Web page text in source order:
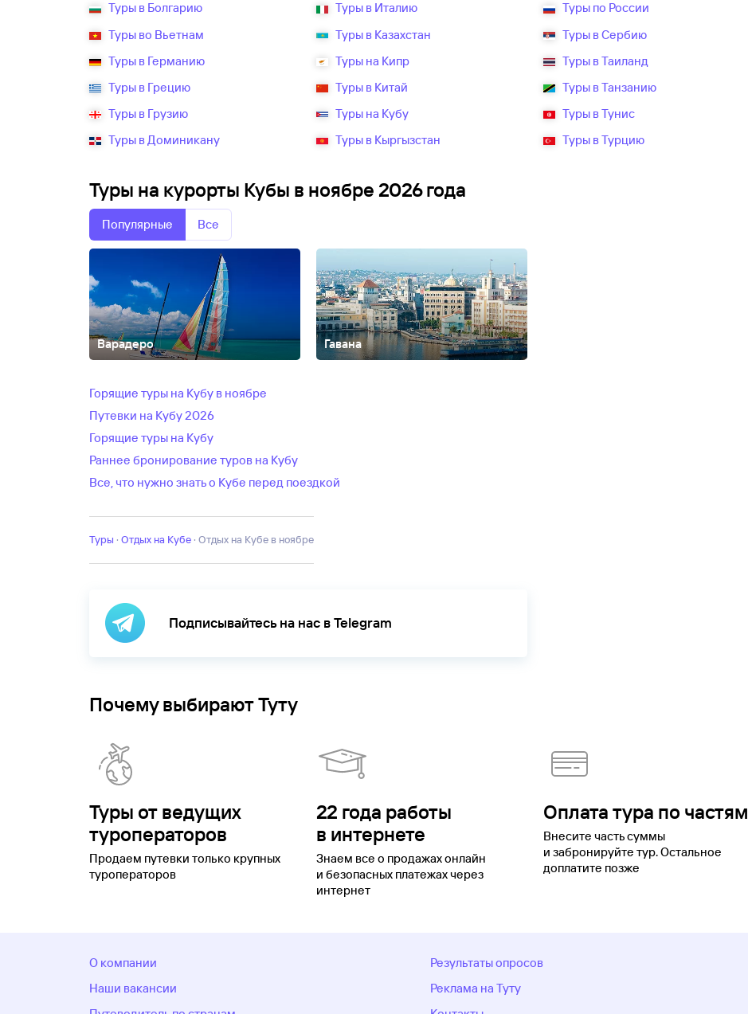
Туры в Болгарию
Туры во Вьетнам
Туры в Германию
Туры в Грецию
Туры в Грузию
Туры в Доминикану
Туры в Италию
Туры в Казахстан
Туры на Кипр
Туры в Китай
Туры на Кубу
Туры в Кыргызстан
Туры по России
Туры в Сербию
Туры в Таиланд
Туры в Танзанию
Туры в Тунис
Туры в Турцию
Туры на курорты Кубы в ноябре 2026 года
Популярные Все
Варадеро Гавана
Горящие туры на Кубу в ноябре
Путевки на Кубу 2026
Горящие туры на Кубу
Раннее бронирование туров на Кубу
Все, что нужно знать о Кубе перед поездкой
Туры · Отдых на Кубе · отдых на Кубе в ноябре
Подписывайтесь на нас в Telegram
Почему выбирают Туту
Туры от ведущих
туроператоров
Продаем путевки только крупных
туроператоров
22 года работы
в интернете
Знаем все о продажах онлайн
и безопасных платежах через
интернет
Оплата тура по частям
Внесите часть суммы
и забронируйте тур. Остальное
доплатите позже
О компании
Наши вакансии
Результаты опросов
Реклама на Туту